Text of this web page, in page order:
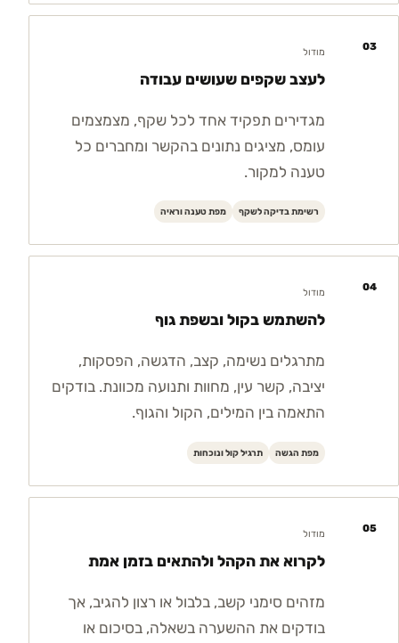
03 מודול
לעצב שקפים שעושים עבודה
מגדירים תפקיד אחד לכל שקף, מצמצמים
עומס, מציגים נתונים בהקשר ומחברים כל
טענה למקור.
רשימת בדיקה לשקף מפת טענה וראיה
04 מודול
להשתמש בקול ובשפת גוף
מתרגלים נשימה, קצב, הדגשה, הפסקות,
יציבה, קשר עין, מחוות ותנועה מכוונת. בודקים
התאמה בין המילים, הקול והגוף.
מפת הגשה תרגיל קול ונוכחות
05 מודול
לקרוא את הקהל ולהתאים בזמן אמת
מזהים סימני קשב, בלבול או רצון להגיב, אך
בודקים את ההשערה בשאלה, בסיכום או